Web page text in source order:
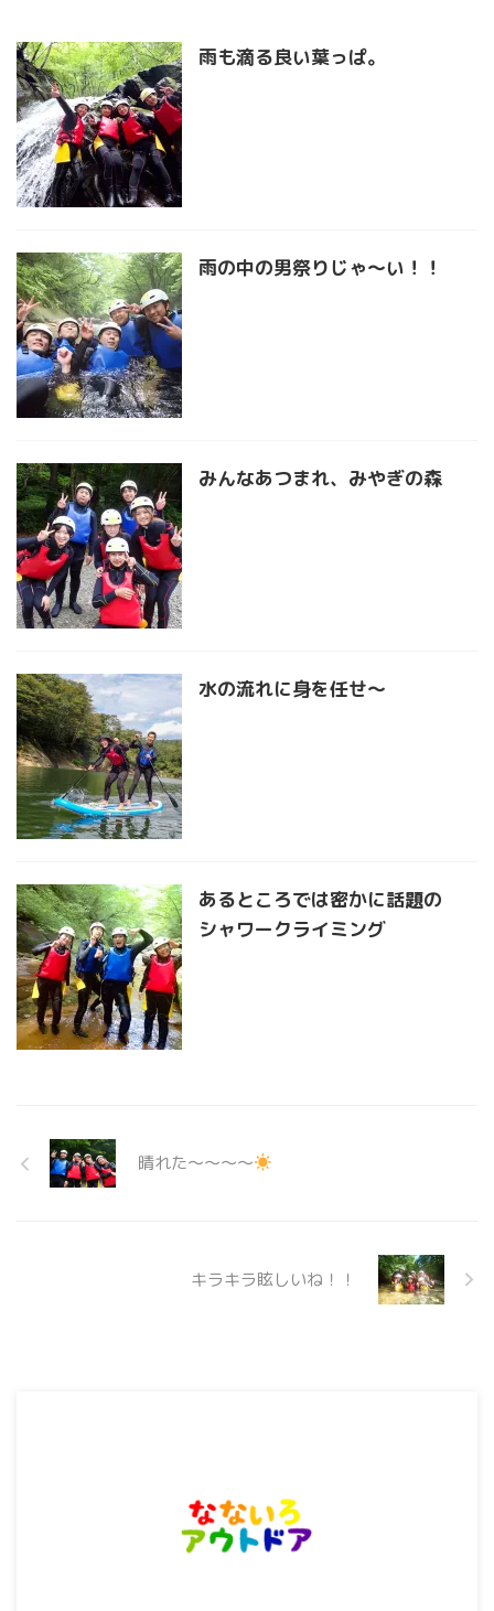
雨も滴る良い葉っぱ。
雨の中の男祭りじゃ〜い！！
みんなあつまれ、みやぎの森
水の流れに身を任せ〜
あるところでは密かに話題の
シャワークライミング
晴れた〜〜〜〜
キラキラ眩しいね！！